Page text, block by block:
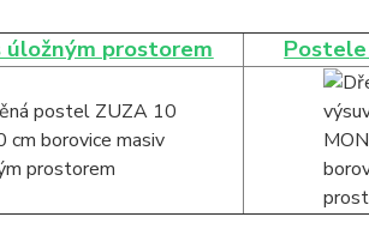
úložným prostorem